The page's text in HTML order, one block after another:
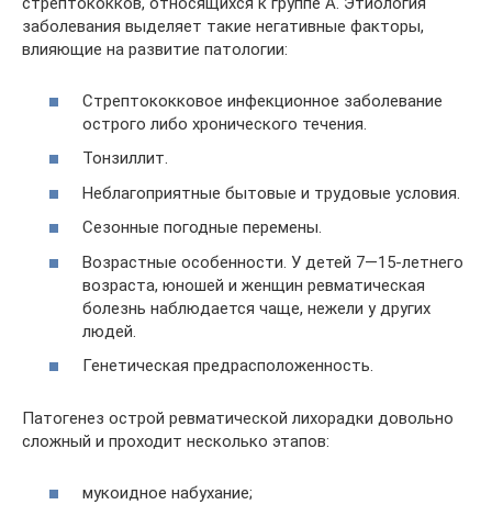
заболевания выделяет такие негативные факторы,
влияющие на развитие патологии:
Стрептококковое инфекционное заболевание
острого либо хронического течения.
Тонзиллит.
Неблагоприятные бытовые и трудовые условия.
Сезонные погодные перемены.
Возрастные особенности. У детей 7—15-летнего
возраста, юношей и женщин ревматическая
болезнь наблюдается чаще, нежели у других
людей.
Генетическая предрасположенность.
Патогенез острой ревматической лихорадки довольно
сложный и проходит несколько этапов:
мукоидное набухание;